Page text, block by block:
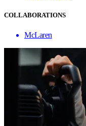
COLLABORATIONS
McLaren